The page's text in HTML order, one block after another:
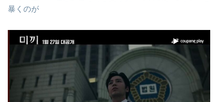
暴くのが